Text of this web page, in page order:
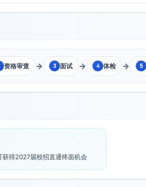
资格审查 → 3 面试 → 4 体检 → 5
得2027届校招直通终面机会